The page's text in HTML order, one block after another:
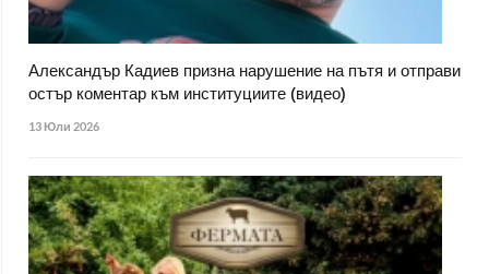
Александър Кадиев призна нарушение на пътя и отправи
остър коментар към институциите (видео)
13 Юли 2026